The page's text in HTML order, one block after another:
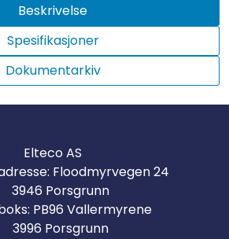
Beskrivelse
Spesifikasjoner
Dokumentarkiv
Elteco AS
Floodmyrvegen 24
3946 Porsgrunn
PB96 Vallermyrene
3996 Porsgrunn